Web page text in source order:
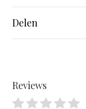
Delen
Reviews